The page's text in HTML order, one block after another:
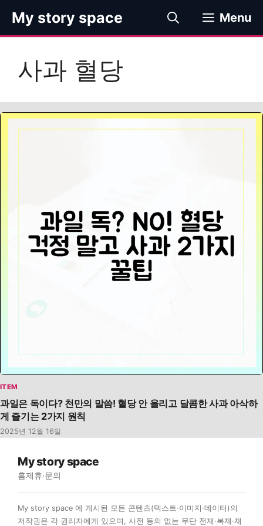
츠
기
My story space Menu
사과 혈당
ITEM
과일은 독이다? 천만의 말씀! 혈당 안 올리고 달콤한 사과 아삭하
게 즐기는 2가지 원칙
2025년 12월 16일
My story space
홈제휴·문의
My story space 에 게시된 모든 콘텐츠(텍스트·이미지·데이터)의
저작권은 각 권리자에게 있으며, 사전 동의 없는 무단 전재·복제·재